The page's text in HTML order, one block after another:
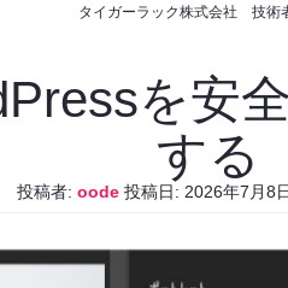
タイガーラック株式会社 技術
を安
する
投稿者: oode投稿日: 2026年7月8